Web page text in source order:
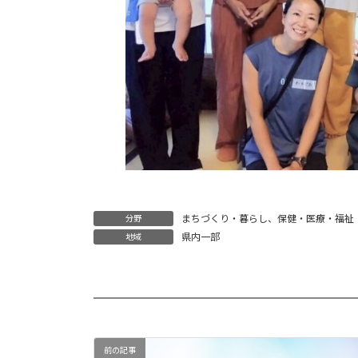
分野 まちづくり・暮らし、 保健・医療・福祉
地域 県内一部
前の記事